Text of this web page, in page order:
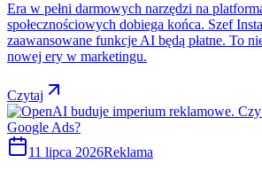
Era w pełni darmowych narzędzi na
społecznościowych dobiega końca. Szef
zaawansowane funkcje AI będą płatne. To
nowej ery w marketingu.
Czytaj
11 lipca 2026Reklama